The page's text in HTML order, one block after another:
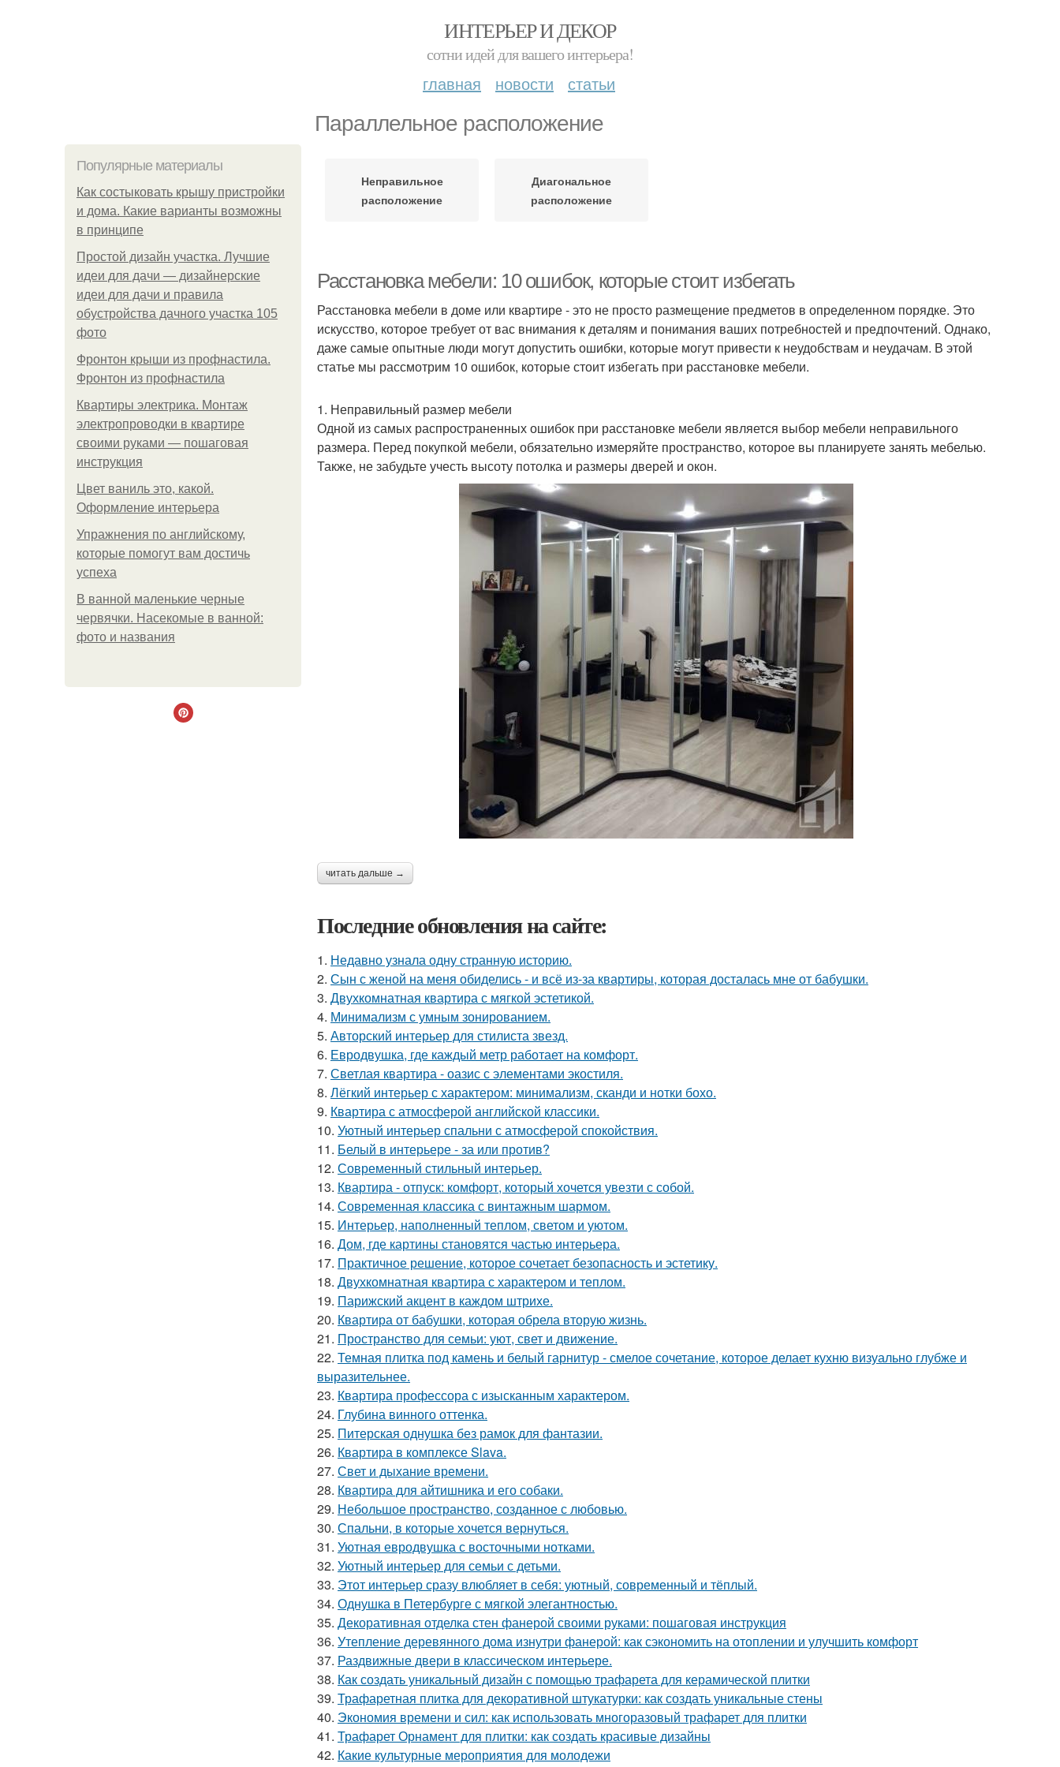
ИНТЕРЬЕР И ДЕКОР
сотни идей для вашего интерьера!
главная новости статьи
Параллельное расположение
Популярные материалы
Как состыковать крышу пристройки
и дома. Какие варианты возможны
в принципе
Простой дизайн участка. Лучшие
идеи для дачи — дизайнерские
идеи для дачи и правила
обустройства дачного участка 105
фото
Фронтон крыши из профнастила.
Фронтон из профнастила
Квартиры электрика. Монтаж
электропроводки в квартире
своими руками — пошаговая
инструкция
Цвет ваниль это, какой.
Оформление интерьера
Упражнения по английскому,
которые помогут вам достичь
успеха
В ванной маленькие черные
червячки. Насекомые в ванной:
фото и названия
Неправильное
расположение
Диагональное
расположение
Расстановка мебели: 10 ошибок, которые стоит избегать
Расстановка мебели в доме или квартире - это не просто размещение предметов в определенном порядке. Это
искусство, которое требует от вас внимания к деталям и понимания ваших потребностей и предпочтений. Однако,
даже самые опытные люди могут допустить ошибки, которые могут привести к неудобствам и неудачам. В этой
статье мы рассмотрим 10 ошибок, которые стоит избегать при расстановке мебели.
1. Неправильный размер мебели
Одной из самых распространенных ошибок при расстановке мебели является выбор мебели неправильного
размера. Перед покупкой мебели, обязательно измеряйте пространство, которое вы планируете занять мебелью.
Также, не забудьте учесть высоту потолка и размеры дверей и окон.
читать дальше →
Последние обновления на сайте:
1. Недавно узнала одну странную историю.
2. Сын с женой на меня обиделись - и всё из-за квартиры, которая досталась мне от бабушки.
3. Двухкомнатная квартира с мягкой эстетикой.
4. Минимализм с умным зонированием.
5. Авторский интерьер для стилиста звезд.
6. Евродвушка, где каждый метр работает на комфорт.
7. Светлая квартира - оазис с элементами экостиля.
8. Лёгкий интерьер с характером: минимализм, сканди и нотки бохо.
9. Квартира с атмосферой английской классики.
10. Уютный интерьер спальни с атмосферой спокойствия.
11. Белый в интерьере - за или против?
12. Современный стильный интерьер.
13. Квартира - отпуск: комфорт, который хочется увезти с собой.
14. Современная классика с винтажным шармом.
15. Интерьер, наполненный теплом, светом и уютом.
16. Дом, где картины становятся частью интерьера.
17. Практичное решение, которое сочетает безопасность и эстетику.
18. Двухкомнатная квартира с характером и теплом.
19. Парижский акцент в каждом штрихе.
20. Квартира от бабушки, которая обрела вторую жизнь.
21. Пространство для семьи: уют, свет и движение.
22. Темная плитка под камень и белый гарнитур - смелое сочетание, которое делает кухню визуально глубже и
выразительнее.
23. Квартира профессора с изысканным характером.
24. Глубина винного оттенка.
25. Питерская однушка без рамок для фантазии.
26. Квартира в комплексе Slava.
27. Свет и дыхание времени.
28. Квартира для айтишника и его собаки.
29. Небольшое пространство, созданное с любовью.
30. Спальни, в которые хочется вернуться.
31. Уютная евродвушка с восточными нотками.
32. Уютный интерьер для семьи с детьми.
33. Этот интерьер сразу влюбляет в себя: уютный, современный и тёплый.
34. Однушка в Петербурге с мягкой элегантностью.
35. Декоративная отделка стен фанерой своими руками: пошаговая инструкция
36. Утепление деревянного дома изнутри фанерой: как сэкономить на отоплении и улучшить комфорт
37. Раздвижные двери в классическом интерьере.
38. Как создать уникальный дизайн с помощью трафарета для керамической плитки
39. Трафаретная плитка для декоративной штукатурки: как создать уникальные стены
40. Экономия времени и сил: как использовать многоразовый трафарет для плитки
41. Трафарет Орнамент для плитки: как создать красивые дизайны
42. Какие культурные мероприятия для молодежи